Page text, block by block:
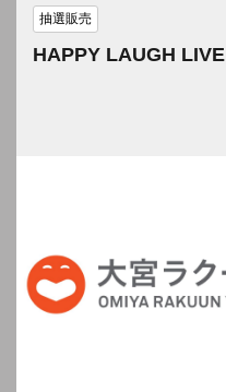
抽選販売
HAPPY LAUGH LIVE